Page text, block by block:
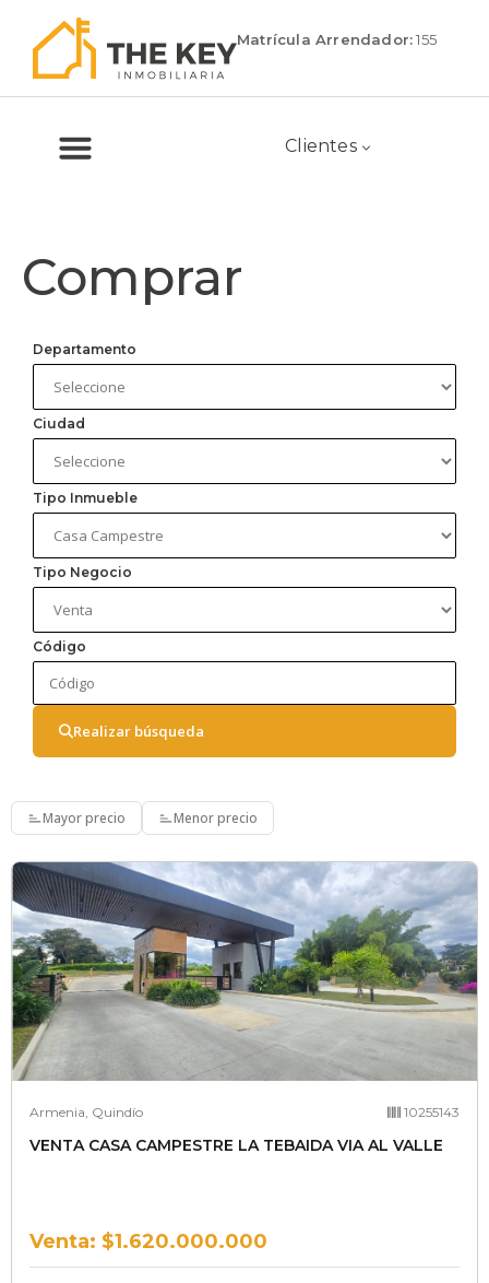
Matrícula Arrendador:155
Clientes
Comprar
Departamento
Ciudad
Tipo Inmueble
Tipo Negocio
Código
Realizar búsqueda
Mayor precio Menor precio
Armenia, Quindío 10255143
VENTA CASA CAMPESTRE LA TEBAIDA VIA AL VALLE
Venta: $1.620.000.000